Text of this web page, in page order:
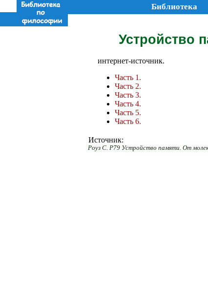
Библиотека
Устройство
интернет-источник.
Часть 1.
Часть 2.
Часть 3.
Часть 4.
Часть 5.
Часть 6.
Источник:
Роуз С. Р79 Устройство памяти. От